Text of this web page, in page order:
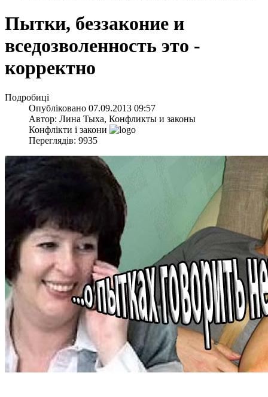
Пытки, беззаконие и
вседозволенность это -
корректно
Подробиці
Опубліковано 07.09.2013 09:57
Автор: Лина Тыха, Конфликты и законы
Конфлікти і закони
Переглядів: 9935